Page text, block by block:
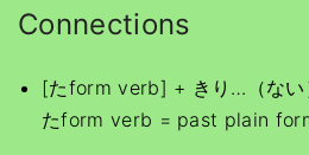
Connections
[たform verb] + きり…（ない
たform verb = past